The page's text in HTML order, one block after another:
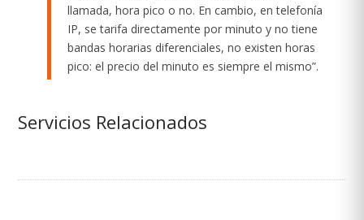
llamada, hora pico o no. En cambio, en telefonía
IP, se tarifa directamente por minuto y no tiene
bandas horarias diferenciales, no existen horas
pico: el precio del minuto es siempre el mismo”.
Servicios Relacionados